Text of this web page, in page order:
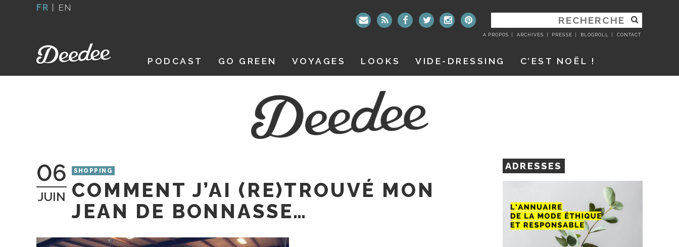
FR | EN
RECHERCHER
:
A PROPOS ARCHIVES PRESSE BLOGROLL CONTACT
PODCAST GO GREEN VOYAGES LOOKS VIDE-DRESSING C’EST NOËL !
06
JUIN
SHOPPING
COMMENT J’AI (RE)TROUVÉ MON
JEAN DE BONNASSE…
ADRESSES